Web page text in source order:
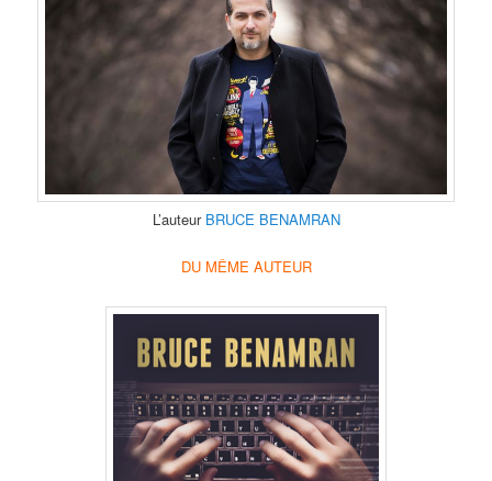
L’auteur BRUCE BENAMRAN
DU MÊME AUTEUR